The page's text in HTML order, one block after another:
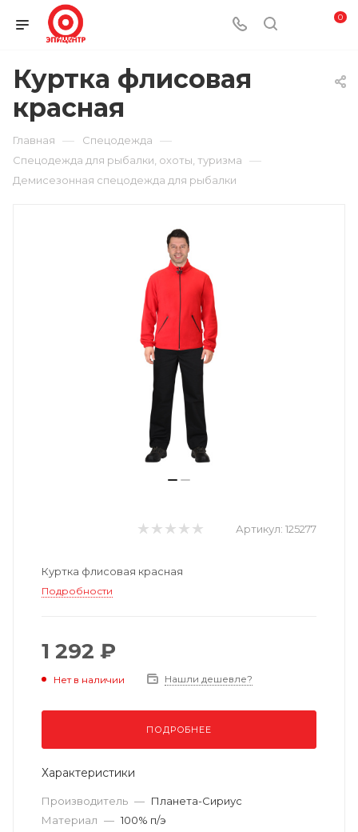
0
Куртка флисовая
красная
Главная — Спецодежда —
Спецодежда для рыбалки, охоты, туризма —
Демисезонная спецодежда для рыбалки
Артикул: 125277
Куртка флисовая красная
Подробности
1 292 ₽
Нет в наличии Нашли дешевле?
ПОДРОБНЕЕ
Характеристики
Производитель — Планета-Сириус
Материал — 100% п/э